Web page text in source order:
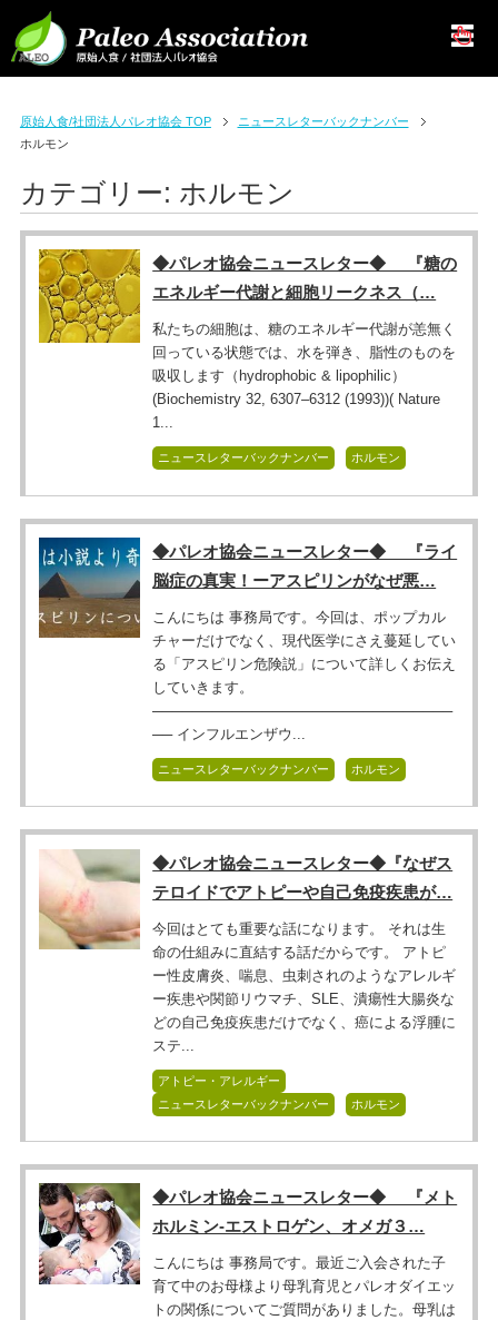
原始人食/社団法人パレオ協会 TOP
ニュースレターバックナンバー
ホルモン
カテゴリー: ホルモン
◆パレオ協会ニュースレター◆ 『糖の
エネルギー代謝と細胞リークネス（…
私たちの細胞は、糖のエネルギー代謝が恙無く
回っている状態では、水を弾き、脂性のものを
吸収します（hydrophobic & lipophilic）
(Biochemistry 32, 6307–6312 (1993))( Nature
1...
ニュースレターバックナンバー ホルモン
◆パレオ協会ニュースレター◆ 『ライ
脳症の真実！ーアスピリンがなぜ悪…
こんにちは 事務局です。今回は、ポップカル
チャーだけでなく、現代医学にさえ蔓延してい
る「アスピリン危険説」について詳しくお伝え
していきます。
──────────────────────────────
── インフルエンザウ...
ニュースレターバックナンバー ホルモン
◆パレオ協会ニュースレター◆『なぜス
テロイドでアトピーや自己免疫疾患が…
今回はとても重要な話になります。 それは生
命の仕組みに直結する話だからです。 アトピ
ー性皮膚炎、喘息、虫刺されのようなアレルギ
ー疾患や関節リウマチ、SLE、潰瘍性大腸炎な
どの自己免疫疾患だけでなく、癌による浮腫に
ステ...
アトピー・アレルギー
ニュースレターバックナンバー
ホルモン
◆パレオ協会ニュースレター◆ 『メト
ホルミン-エストロゲン、オメガ３…
こんにちは 事務局です。最近ご入会された子
育て中のお母様より母乳育児とパレオダイエッ
トの関係についてご質問がありました。母乳は